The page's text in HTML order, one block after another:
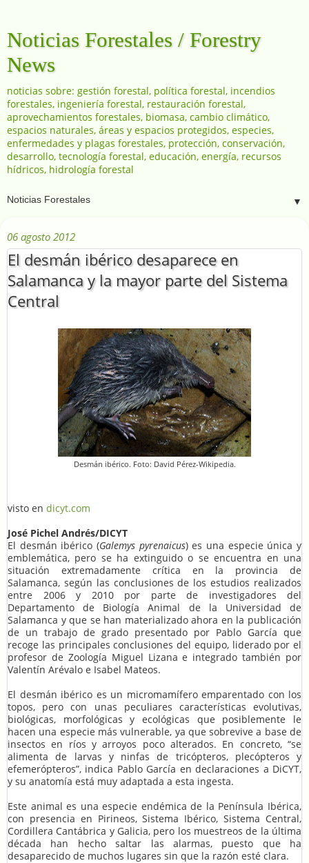
Noticias Forestales / Forestry
News
noticias sobre: gestión forestal, política forestal, incendios
forestales, ingeniería forestal, restauración forestal,
aprovechamientos forestales, biomasa, cambio climático,
espacios naturales, áreas y espacios protegidos, especies,
enfermedades y plagas forestales, protección, conservación,
desarrollo, tecnología forestal, educación, energía, recursos
hídricos, hidrología forestal
▼
06 agosto 2012
El desmán ibérico desaparece en
Salamanca y la mayor parte del Sistema
Central
Desmán ibérico. Foto: David Pérez-Wikipedia.
visto en dicyt.com
José Pichel Andrés/DICYT
El desmán ibérico (Galemys pyrenaicus) es una especie única y
emblemática, pero se ha extinguido o se encuentra en una
situación extremadamente crítica en la provincia de
Salamanca, según las conclusiones de los estudios realizados
entre 2006 y 2010 por parte de investigadores del
Departamento de Biología Animal de la Universidad de
Salamanca y que se han materializado ahora en la publicación
de un trabajo de grado presentado por Pablo García que
recoge las principales conclusiones del equipo, liderado por el
profesor de Zoología Miguel Lizana e integrado también por
Valentín Arévalo e Isabel Mateos.
El desmán ibérico es un micromamífero emparentado con los
topos, pero con unas peculiares características evolutivas,
biológicas, morfológicas y ecológicas que posiblemente le
hacen una especie más vulnerable, ya que sobrevive a base de
insectos en ríos y arroyos poco alterados. En concreto, “se
alimenta de larvas y ninfas de tricópteros, plecópteros y
efemerópteros”, indica Pablo García en declaraciones a DiCYT,
y su anatomía está muy adaptada a esta ingesta.
Este animal es una especie endémica de la Península Ibérica,
con presencia en Pirineos, Sistema Ibérico, Sistema Central,
Cordillera Cantábrica y Galicia, pero los muestreos de la última
década han hecho saltar las alarmas, puesto que ha
desaparecido de muchos lugares sin que la razón esté clara.